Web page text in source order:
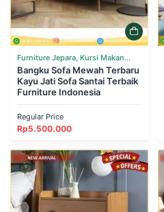
Furniture Jepara, Kursi Makan
Cafe Resto, Ruang Tamu, Sofa
Bangku Sofa Mewah Terbaru
Kayu Jati Sofa Santai Terbaik
Furniture Indonesia
Regular Price
Rp5.500.000